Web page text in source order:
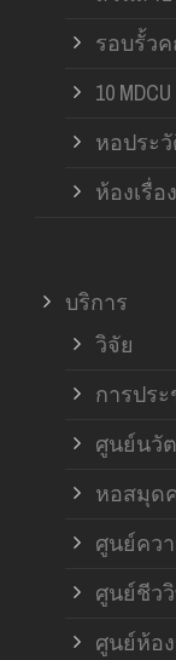
รอบรั้ว
10
หอประ
ห้องเรื่
บริการ
วิจัย
การปร
ศูนย์นวั
หอสมุด
ศูนย์คว
ศูนย์ชีว
ศูนย์ห้อ